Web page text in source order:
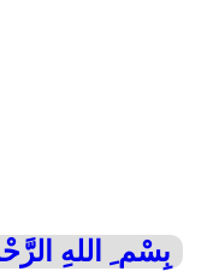
بِسْم ِ اللهِ